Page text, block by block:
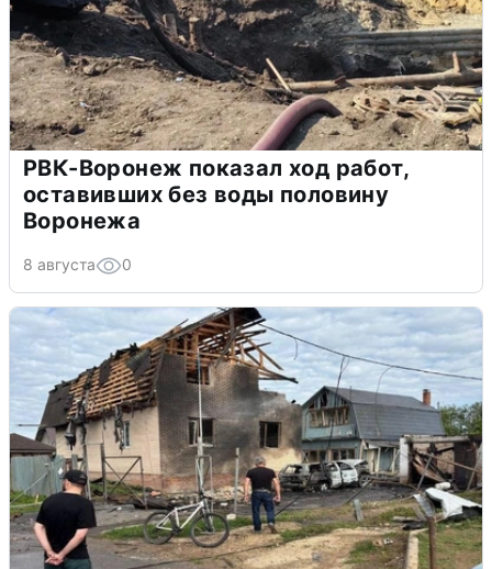
РВК-Воронеж показал ход работ,
оставивших без воды половину
Воронежа
8 августа 0